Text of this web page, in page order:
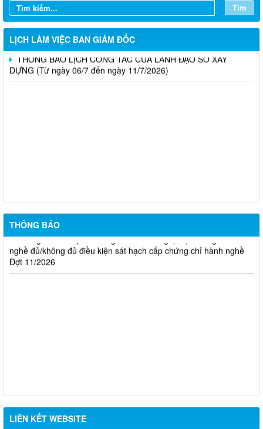
Tìm
LỊCH LÀM VIỆC BAN GIÁM ĐỐC
THÔNG BÁO LỊCH CÔNG TÁC CỦA LÃNH ĐẠO SỞ XÂY
DỰNG (Từ ngày 20/7 đến ngày 25/7/2026)
THÔNG BÁO LỊCH CÔNG TÁC CỦA LÃNH ĐẠO SỞ XÂY
DỰNG (Từ ngày 06/7 đến ngày 11/7/2026)
THÔNG BÁO
Đợt 10/2026
Thông báo kết quả đánh giá hồ sơ đề nghị cấp chứng chỉ hành
nghề đủ/không đủ điều kiện sát hạch cấp chứng chỉ hành nghề
Đợt 11/2026
LIÊN KẾT WEBSITE